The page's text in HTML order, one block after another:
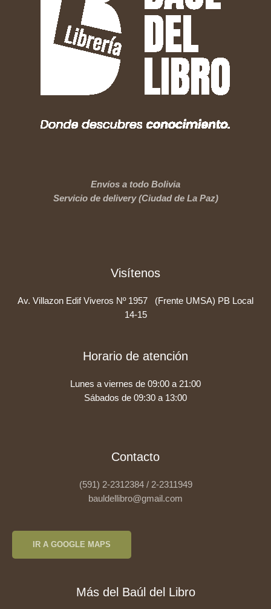
Envíos a todo Bolivia
Servicio de delivery (Ciudad de La Paz)
Visítenos
Av. Villazon Edif Viveros Nº 1957 (Frente UMSA) PB Local
14-15
Horario de atención
Lunes a viernes de 09:00 a 21:00
Sábados de 09:30 a 13:00
Contacto
(591) 2-2312384 / 2-2311949
bauldellibro@gmail.com
IR A GOOGLE MAPS
Más del Baúl del Libro